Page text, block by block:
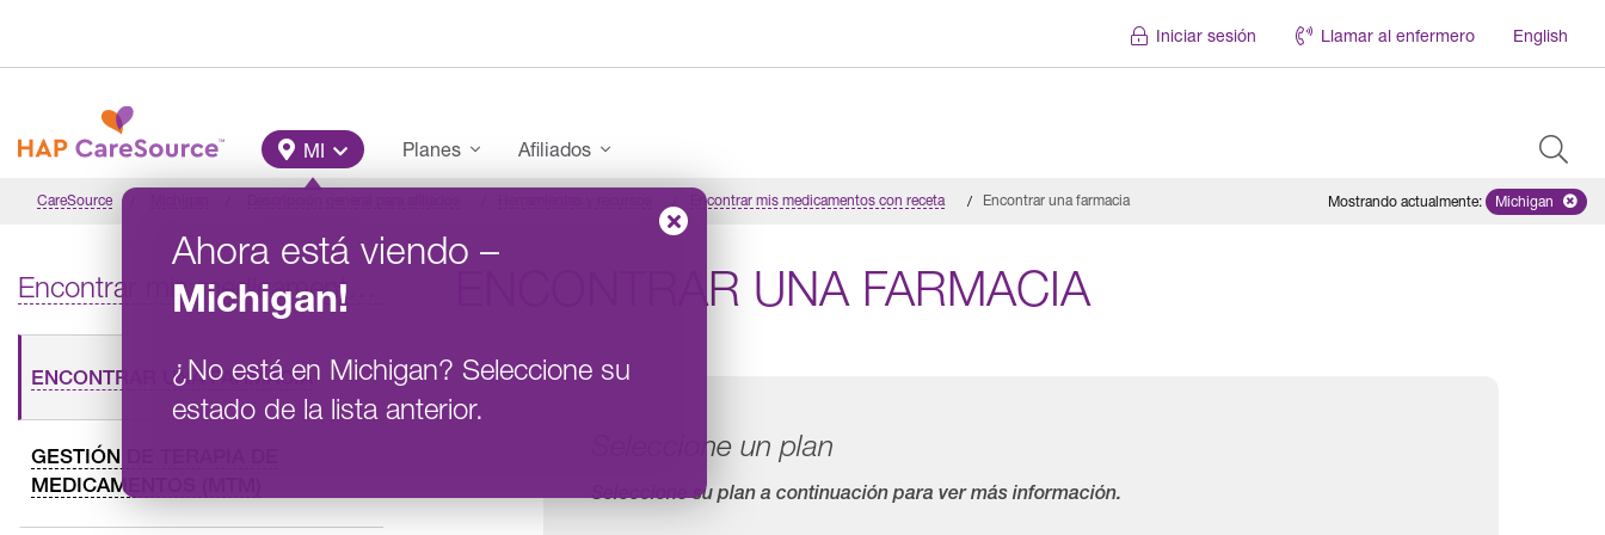
Iniciar sesión Llamar al enfermero English
Main Menu
MI
Ahora está viendo –
Michigan!
¿No está en Michigan? Seleccione su
estado de la lista anterior.
Planes Afiliados
CareSource Encontrar mis medicamentos con receta Encontrar una farmacia Mostrando actualmente: Remove
Michigan
ENCONTRAR UNA FARMACIA
GESTIÓN DE TERAPIA DE
MEDICAMENTOS (MTM)
ENCONTRAR UNA FARMACIA
Seleccione un plan
Seleccione su plan a continuación para ver más información.